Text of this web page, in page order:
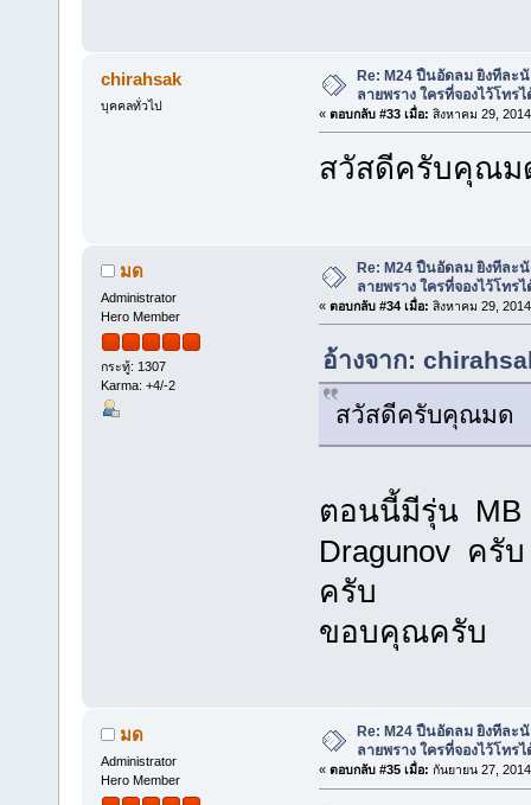
chirahsak
บุคคลทั่วไป
Re: M24 ปืนอัดลม ยิงทีละ
ลายพราง ใครที่จองไว้โทร
« ตอบกลับ #33 เมื่อ: สิงหาคม 29,
สวัสดีครับคุณม
มด
Administrator
Hero Member
กระทู้: 1307
Karma: +4/-2
Re: M24 ปืนอัดลม ยิงทีละ
ลายพราง ใครที่จองไว้โทร
« ตอบกลับ #34 เมื่อ: สิงหาคม 29,
อ้างจาก:
สวัสดีครับคุณมด
ตอนนี้มีรุ่น MB
Dragunov ครั
ครับ
ขอบคุณครับ
มด
Administrator
Hero Member
Re: M24 ปืนอัดลม ยิงทีละ
ลายพราง ใครที่จองไว้โทร
« ตอบกลับ #35 เมื่อ: กันยายน 27,